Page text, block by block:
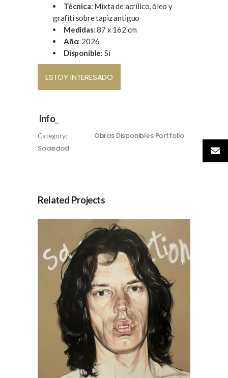
Técnica: Mixta de acrílico, óleo y
grafiti sobre tapiz antiguo
Medidas: 87 x 162 cm
Año: 2026
Disponible: Sí
ESTOY INTERESADO
Info
Category: Obras Disponibles Portfolio
Sociedad
Related Projects
Mick Jagger, por Jesús
Arrúe
Obras Disponibles
Portfolio
Sociedad